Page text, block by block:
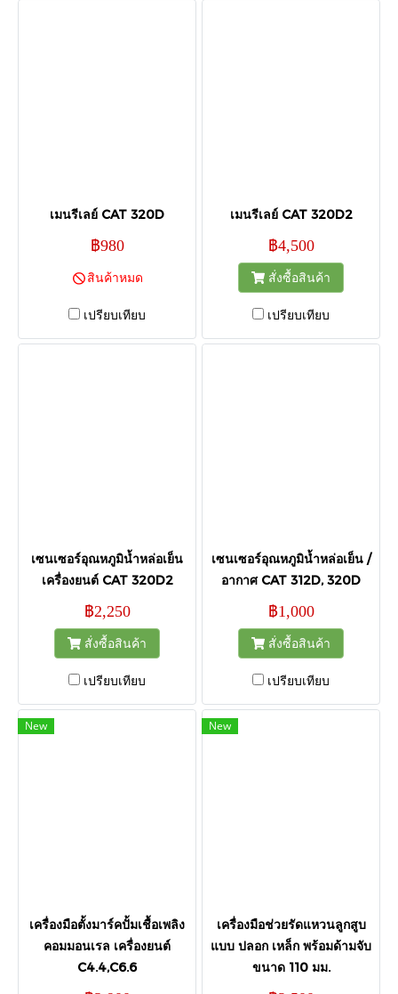
เมนรีเลย์ CAT 320D
฿980
สินค้าหมด
เปรียบเทียบ
เมนรีเลย์ CAT 320D2
฿4,500
สั่งซื้อสินค้า
เปรียบเทียบ
เซนเซอร์อุณหภูมิน้ำหล่อเย็น
เครื่องยนต์ CAT 320D2
฿2,250
สั่งซื้อสินค้า
เปรียบเทียบ
เซนเซอร์อุณหภูมิน้ำหล่อเย็น /
อากาศ CAT 312D, 320D
฿1,000
สั่งซื้อสินค้า
เปรียบเทียบ
New
เครื่องมือตั้งมาร์คปั้มเชื้อเพลิง
คอมมอนเรล เครื่องยนต์
C4.4,C6.6
New
เครื่องมือช่วยรัดแหวนลูกสูบ
แบบ ปลอก เหล็ก พร้อมด้ามจับ
ขนาด 110 มม.